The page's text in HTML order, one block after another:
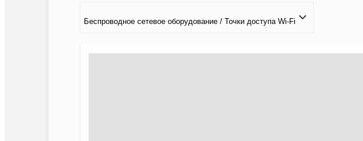
Беспроводное сетевое оборудование / Точки доступа Wi-Fi